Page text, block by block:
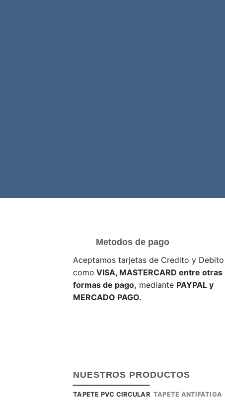
Metodos de pago
Aceptamos tarjetas de Credito y Debito
como VISA, MASTERCARD entre otras
formas de pago, mediante PAYPAL y
MERCADO PAGO.
NUESTROS PRODUCTOS
TAPETE PVC CIRCULAR TAPETE ANTIFATIGA